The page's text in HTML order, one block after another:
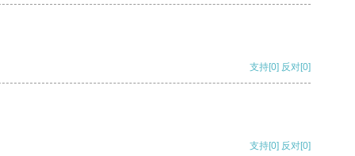
支持[0] 反对[0]
支持[0] 反对[0]